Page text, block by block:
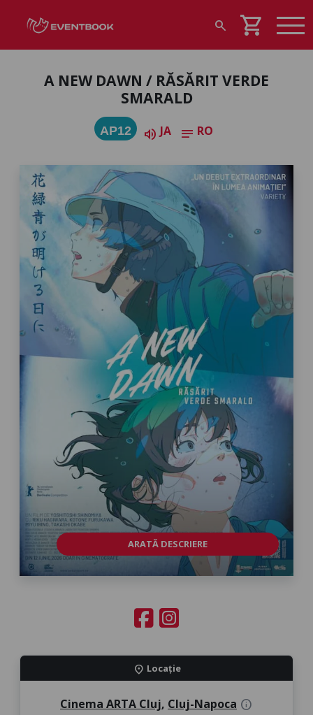
search shopping_cart
A NEW DAWN / RĂSĂRIT VERDE
SMARALD
AP12 volume_up JA notes RO
ARATĂ DESCRIERE
location_on Locație
Cinema ARTA Cluj, Cluj-Napoca info